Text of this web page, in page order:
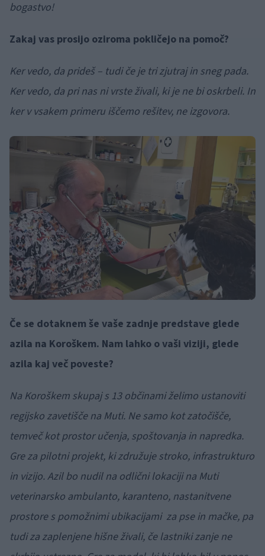
bogastvo!
Zakaj vas prosijo oziroma pokličejo na pomoč?
Ker vedo, da prideš – tudi če je tri zjutraj in sneg pada.
Ker vedo, da pri nas ni vrste živali, ki je ne bi oskrbeli. In
ker v vsakem primeru iščemo rešitev, ne izgovora.
Če se dotaknem še vaše zadnje predstave glede
azila na Koroškem. Nam lahko o vaši viziji, glede
azila kaj več poveste?
Na Koroškem skupaj s 13 občinami želimo ustanoviti
regijsko zavetišče na Muti. Ne samo kot zatočišče,
temveč kot prostor učenja, spoštovanja in napredka.
Gre za pilotni projekt, ki združuje stroko, infrastrukturo
in vizijo. Azil bo nudil na odlični lokaciji na Muti
veterinarsko ambulanto, karanteno, nastanitvene
prostore s pomožnimi ubikacijami za pse in mačke, pa
tudi za zaplenjene hišne živali, če lastniki zanje ne